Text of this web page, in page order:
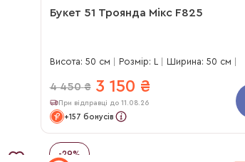
Букет 51 Троянда Мікс F825
Висота: 50 см Розмір: L Ширина: 50 см
4 450 ₴ 3 150 ₴
При відправці до 11.08.26
+157 бонусів
-29%